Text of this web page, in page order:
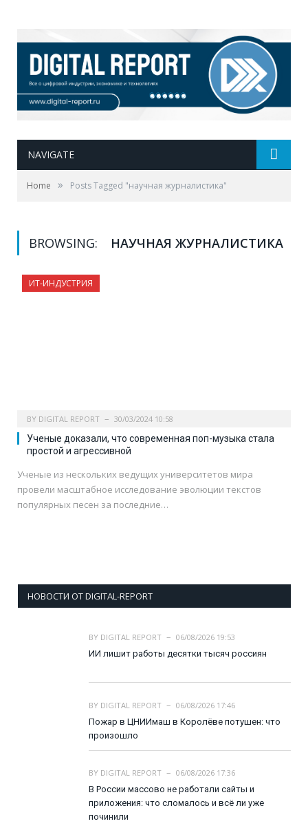
NAVIGATE
Home » Posts Tagged "научная журналистика"
BROWSING: НАУЧНАЯ ЖУРНАЛИСТИКА
ИТ-ИНДУСТРИЯ
BY DIGITAL REPORT 30/03/2024 10:58
Ученые доказали, что современная поп-музыка стала
простой и агрессивной
Ученые из нескольких ведущих университетов мира
провели масштабное исследование эволюции текстов
популярных песен за последние…
НОВОСТИ ОТ DIGITAL-REPORT
BY DIGITAL REPORT
06/08/2026 19:53
ИИ лишит работы десятки тысяч россиян
BY DIGITAL REPORT
06/08/2026 17:46
Пожар в ЦНИИмаш в Королёве потушен: что
произошло
BY DIGITAL REPORT
06/08/2026 17:36
В России массово не работали сайты и
приложения: что сломалось и всё ли уже
починили